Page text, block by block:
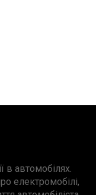
в автомобілях.
електромобілі,